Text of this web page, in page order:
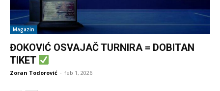
Magazin
ĐOKOVIĆ OSVAJAČ TURNIRA = DOBITAN
TIKET
Zoran Todorović - feb 1, 2026